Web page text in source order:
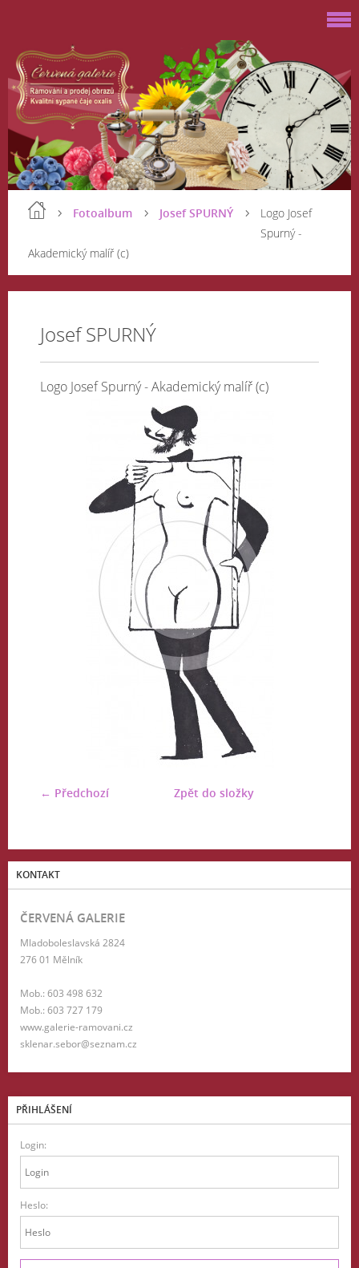
Fotoalbum Josef SPURNÝ
Logo Josef
Spurný -
Akademický malíř (c)
Josef SPURNÝ
Logo Josef Spurný - Akademický malíř (c)
← Předchozí Zpět do složky
KONTAKT
ČERVENÁ GALERIE
Mladoboleslavská 2824
276 01 Mělník
Mob.: 603 498 632
Mob.: 603 727 179
www.galerie-ramovani.cz
sklenar.sebor@seznam.cz
PŘIHLÁŠENÍ
Login:
Heslo: